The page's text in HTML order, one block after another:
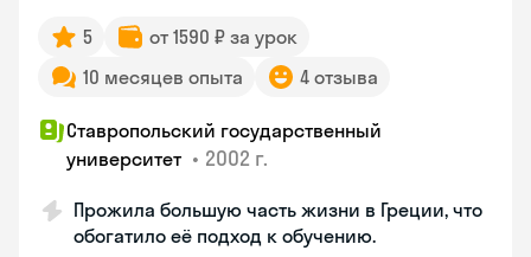
5
от 1590 ₽ за урок
10 месяцев опыта
4 отзыва
Ставропольский государственный
университет • 2002 г.
Прожила большую часть жизни в Греции, что
обогатило её подход к обучению.